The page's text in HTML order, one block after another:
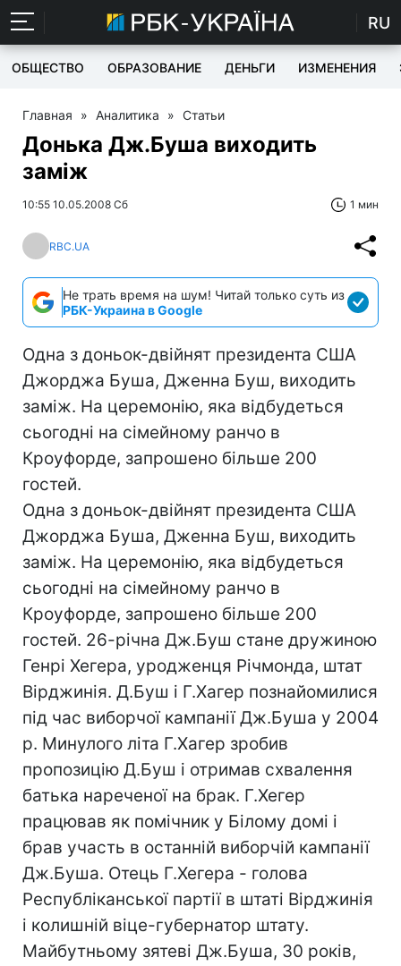
RU
ОБЩЕСТВО ОБРАЗОВАНИЕ ДЕНЬГИ ИЗМЕНЕНИЯ
Главная » Аналитика » Статьи
Донька Дж.Буша виходить
заміж
10:55 10.05.2008 Сб 1 мин
RBC.UA
Не трать время на шум! Читай только суть из
РБК-Украина в Google
Одна з доньок-двійнят президента США
Джорджа Буша, Дженна Буш, виходить
заміж. На церемонію, яка відбудеться
сьогодні на сімейному ранчо в
Кроуфорде, запрошено більше 200
гостей.
Одна з доньок-двійнят президента США
Джорджа Буша, Дженна Буш, виходить
заміж. На церемонію, яка відбудеться
сьогодні на сімейному ранчо в
Кроуфорде, запрошено більше 200
гостей. 26-річна Дж.Буш стане дружиною
Генрі Хегера, уродженця Річмонда, штат
Вірджинія. Д.Буш і Г.Хагер познайомилися
під час виборчої кампанії Дж.Буша у 2004
р. Минулого літа Г.Хагер зробив
пропозицію Д.Буш і отримав схвалення
батька нареченої на брак. Г.Хегер
працював як помічник у Білому домі і
брав участь в останній виборчій кампанії
Дж.Буша. Отець Г.Хегера - голова
Республіканської партії в штаті Вірджинія
і колишній віце-губернатор штату.
Майбутньому зятеві Дж.Буша, 30 років,